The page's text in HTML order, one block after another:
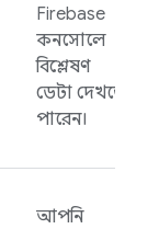
Firebase
কনসোলে
বিশ্লেষণ
ডেটা দেখতে
পারেন।
আপনি